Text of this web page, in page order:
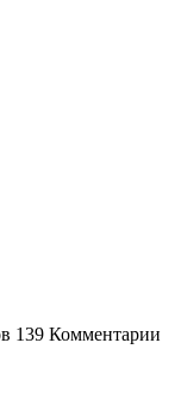
139 Комментарии